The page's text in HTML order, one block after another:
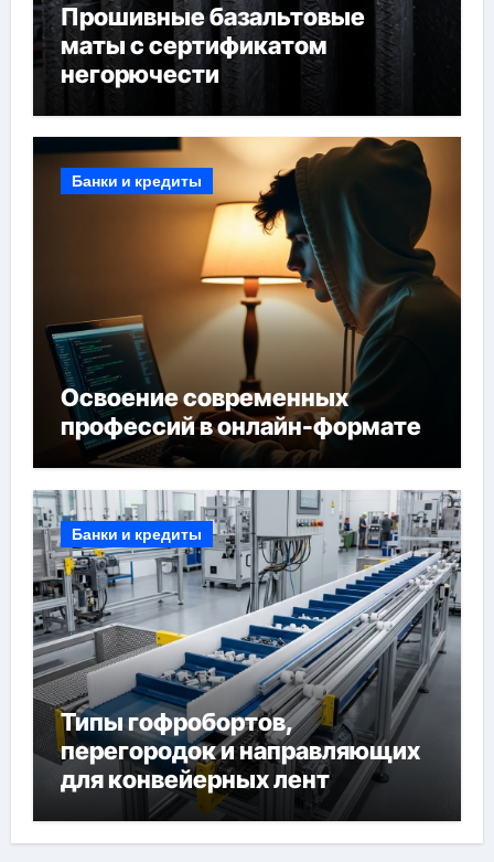
Прошивные базальтовые
маты с сертификатом
негорючести
Банки и кредиты
Освоение современных
профессий в онлайн-формате
Банки и кредиты
Типы гофробортов,
перегородок и направляющих
для конвейерных лент